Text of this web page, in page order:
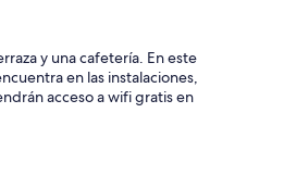
y una cafetería. En este
en las instalaciones,
acceso a wifi gratis en